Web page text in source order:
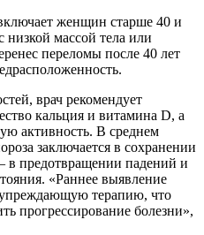
женщин старше 40 и
массой тела или
переломы после 40 лет
врач рекомендует
кальция и витамина D, а
активность. В среднем
заключается в сохранении
предотвращении падений и
«Раннее выявление
упреждающую терапию, что
прогрессирование болезни»,